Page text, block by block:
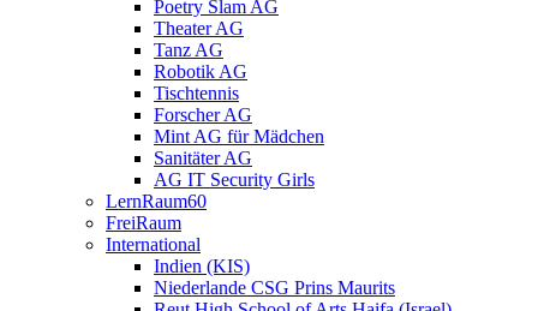
Poetry Slam AG
Theater AG
Tanz AG
Robotik AG
Tischtennis
Forscher AG
Mint AG für Mädchen
Sanitäter AG
AG IT Security Girls
LernRaum60
FreiRaum
International
Indien (KIS)
Niederlande CSG Prins Maurits